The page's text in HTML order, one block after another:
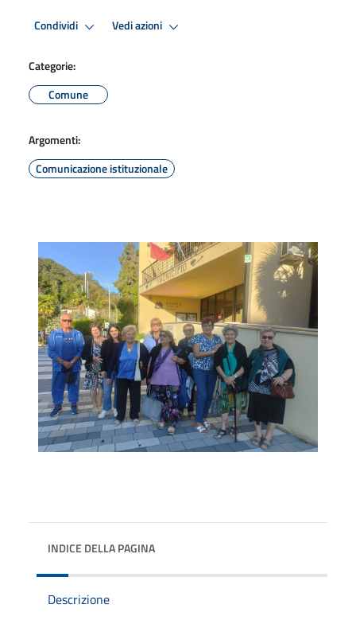
Condividi Vedi azioni
Categorie:
Comune
Argomenti:
Comunicazione istituzionale
INDICE DELLA PAGINA
Descrizione